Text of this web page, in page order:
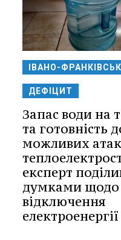
ІВАНО-ФРАНКІВСЬК
ДЕФІЦИТ
Запас води на
та готовність
можливих
експерт
думками щодо
відключення